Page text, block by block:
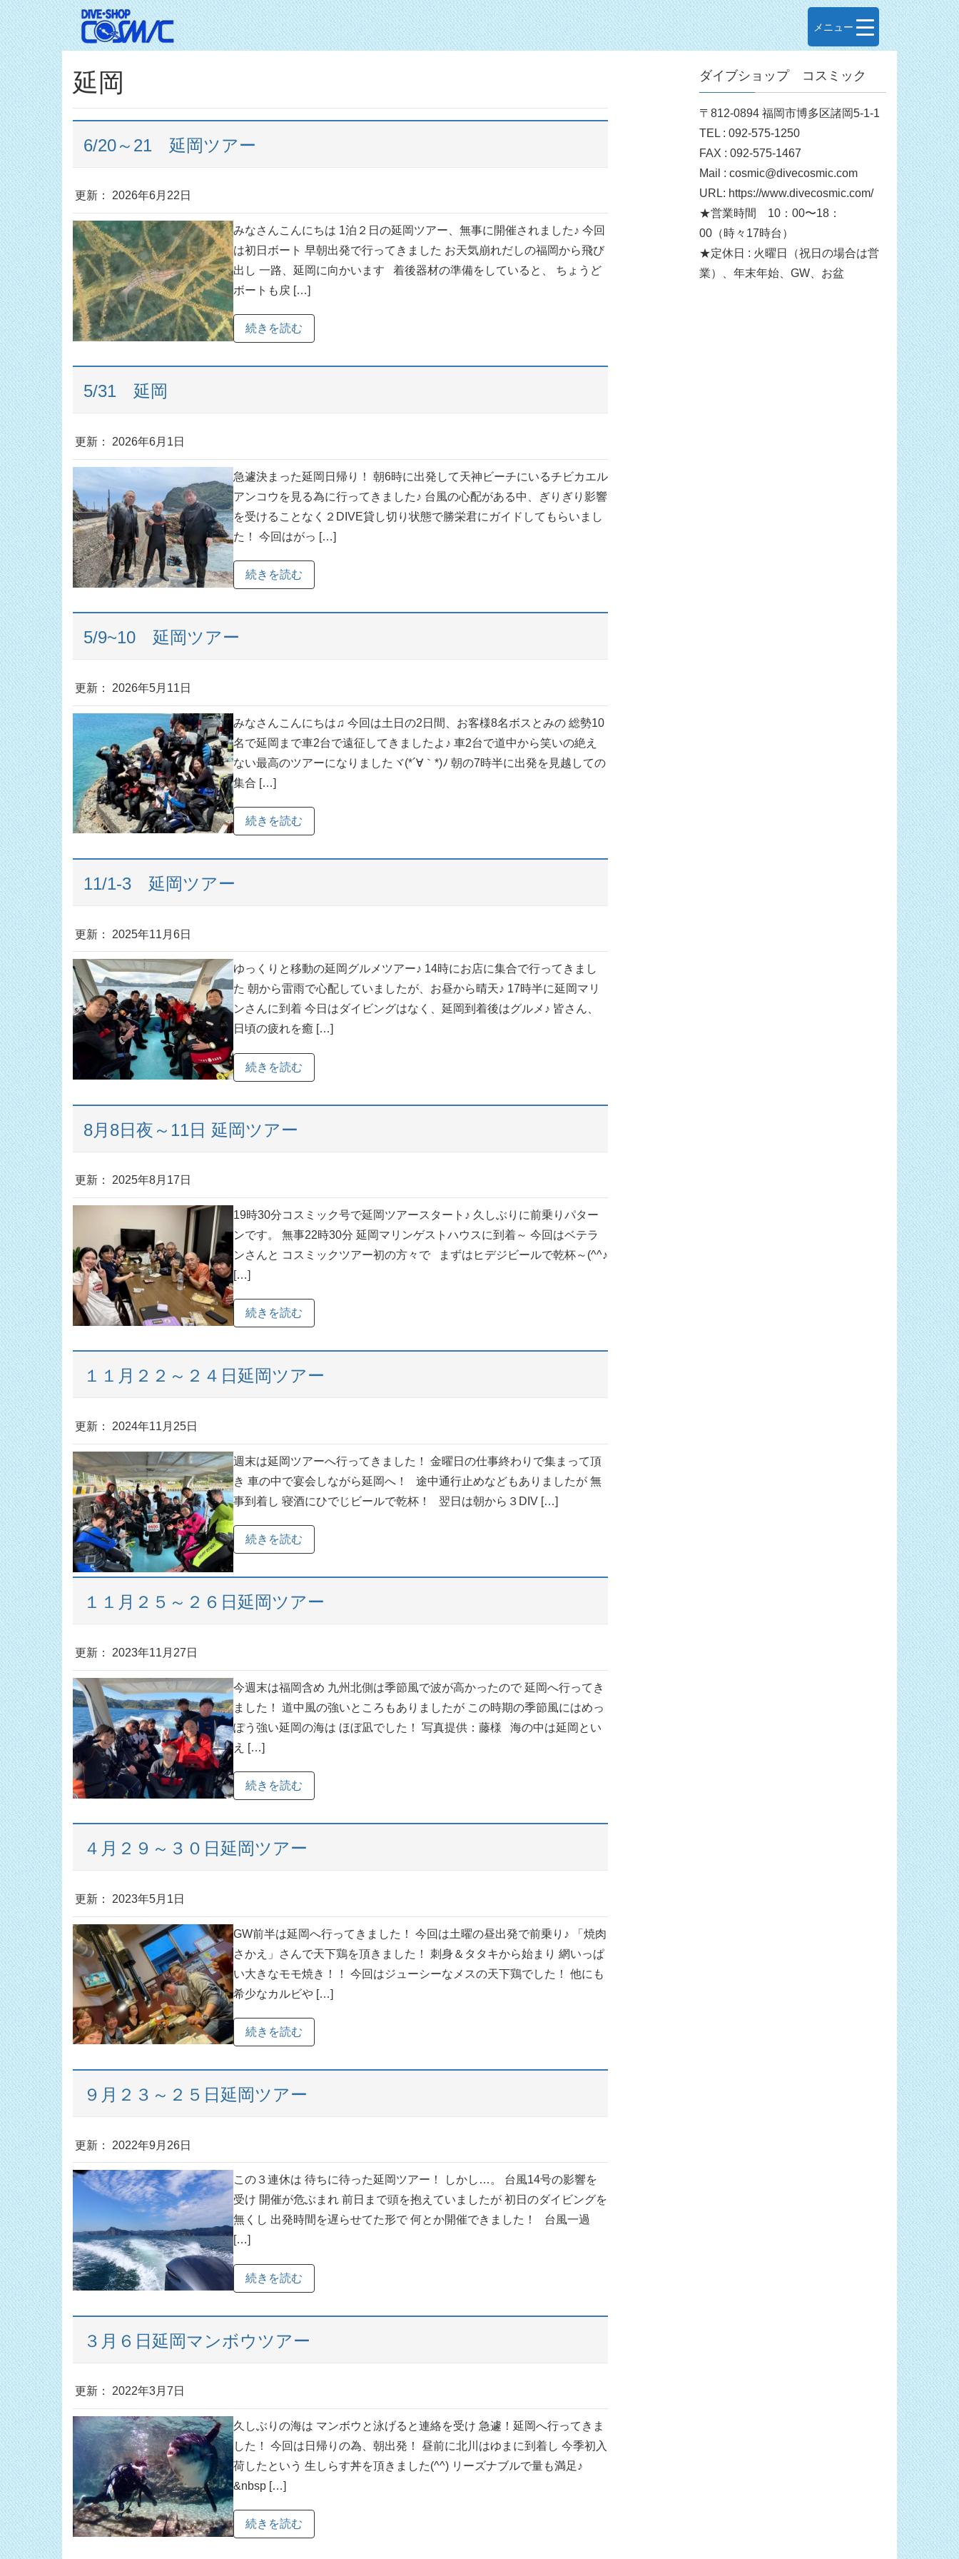
メニュー
延岡
6/20～21 延岡ツアー
更新： 2026年6月22日
みなさんこんにちは 1泊２日の延岡ツアー、無事に開催されました♪ 今回
は初日ボート 早朝出発で行ってきました お天気崩れだしの福岡から飛び
出し 一路、延岡に向かいます 着後器材の準備をしていると、 ちょうど
ボートも戻 […]
続きを読む
5/31 延岡
更新： 2026年6月1日
急遽決まった延岡日帰り！ 朝6時に出発して天神ビーチにいるチビカエル
アンコウを見る為に行ってきました♪ 台風の心配がある中、ぎりぎり影響
を受けることなく２DIVE貸し切り状態で勝栄君にガイドしてもらいまし
た！ 今回はがっ […]
続きを読む
5/9~10 延岡ツアー
更新： 2026年5月11日
みなさんこんにちは♫ 今回は土日の2日間、お客様8名ボスとみの 総勢10
名で延岡まで車2台で遠征してきましたよ♪ 車2台で道中から笑いの絶え
ない最高のツアーになりましたヾ(*´∀｀*)ﾉ 朝の7時半に出発を見越しての
集合 […]
続きを読む
11/1-3 延岡ツアー
更新： 2025年11月6日
ゆっくりと移動の延岡グルメツアー♪ 14時にお店に集合で行ってきまし
た 朝から雷雨で心配していましたが、お昼から晴天♪ 17時半に延岡マリ
ンさんに到着 今日はダイビングはなく、延岡到着後はグルメ♪ 皆さん、
日頃の疲れを癒 […]
続きを読む
8月8日夜～11日 延岡ツアー
更新： 2025年8月17日
19時30分コスミック号で延岡ツアースタート♪ 久しぶりに前乗りパター
ンです。 無事22時30分 延岡マリンゲストハウスに到着～ 今回はベテラ
ンさんと コスミックツアー初の方々で まずはヒデジビールで乾杯～(^^♪
[…]
続きを読む
１１月２２～２４日延岡ツアー
更新： 2024年11月25日
週末は延岡ツアーへ行ってきました！ 金曜日の仕事終わりで集まって頂
き 車の中で宴会しながら延岡へ！ 途中通行止めなどもありましたが 無
事到着し 寝酒にひでじビールで乾杯！ 翌日は朝から３DIV […]
続きを読む
１１月２５～２６日延岡ツアー
更新： 2023年11月27日
今週末は福岡含め 九州北側は季節風で波が高かったので 延岡へ行ってき
ました！ 道中風の強いところもありましたが この時期の季節風にはめっ
ぽう強い延岡の海は ほぼ凪でした！ 写真提供：藤様 海の中は延岡とい
え […]
続きを読む
４月２９～３０日延岡ツアー
更新： 2023年5月1日
GW前半は延岡へ行ってきました！ 今回は土曜の昼出発で前乗り♪ 「焼肉
さかえ」さんで天下鶏を頂きました！ 刺身＆タタキから始まり 網いっぱ
い大きなモモ焼き！！ 今回はジューシーなメスの天下鶏でした！ 他にも
希少なカルビや […]
続きを読む
９月２３～２５日延岡ツアー
更新： 2022年9月26日
この３連休は 待ちに待った延岡ツアー！ しかし…。 台風14号の影響を
受け 開催が危ぶまれ 前日まで頭を抱えていましたが 初日のダイビングを
無くし 出発時間を遅らせてた形で 何とか開催できました！ 台風一過
[…]
続きを読む
３月６日延岡マンボウツアー
更新： 2022年3月7日
久しぶりの海は マンボウと泳げると連絡を受け 急遽！延岡へ行ってきま
した！ 今回は日帰りの為、朝出発！ 昼前に北川はゆまに到着し 今季初入
荷したという 生しらす丼を頂きました(^^) リーズナブルで量も満足♪
&nbsp […]
続きを読む
ダイブショップ コスミック
〒812-0894 福岡市博多区諸岡5-1-1
TEL : 092-575-1250
FAX : 092-575-1467
Mail : cosmic@divecosmic.com
URL: https://www.divecosmic.com/
★営業時間 10：00〜18：
00（時々17時台）
★定休日 : 火曜日（祝日の場合は営
業）、年末年始、GW、お盆